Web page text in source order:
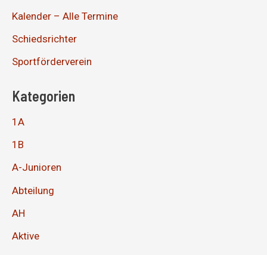
Kalender – Alle Termine
Schiedsrichter
Sportförderverein
Kategorien
1A
1B
A-Junioren
Abteilung
AH
Aktive